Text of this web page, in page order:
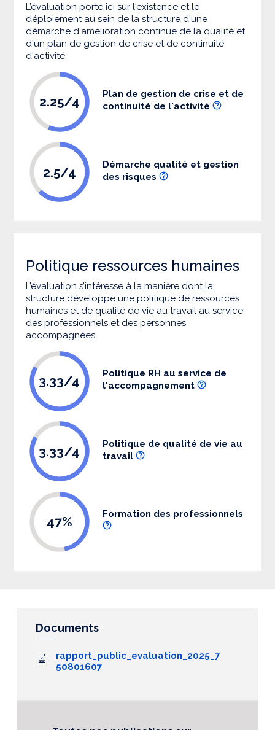
L’évaluation porte ici sur l'existence et le
déploiement au sein de la structure d'une
démarche d'amélioration continue de la qualité et
d'un plan de gestion de crise et de continuité
d'activité.
2.25/4
Plan de gestion de crise et de
continuité de l'activité
2.5/4
Démarche qualité et gestion
des risques
Politique ressources humaines
L’évaluation s’intéresse à la manière dont la
structure développe une politique de ressources
humaines et de qualité de vie au travail au service
des professionnels et des personnes
accompagnées.
3.33/4
Politique RH au service de
l'accompagnement
3.33/4
Politique de qualité de vie au
travail
47% Formation des professionnels
Documents
rapport_public_evaluation_2025_7
50801607